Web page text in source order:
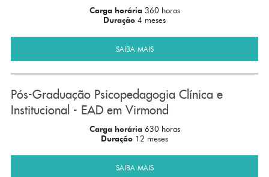
Carga horária 360 horas
Duração 4 meses
SAIBA MAIS
Pós-Graduação Psicopedagogia Clínica e
Institucional - EAD em Virmond
Carga horária 630 horas
Duração 12 meses
SAIBA MAIS